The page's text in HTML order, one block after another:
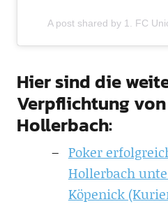
A post shared by 1. FC
Hier sind die
Verpflichtung
Hollerbach:
Poker
Hollerbach
Köpenick